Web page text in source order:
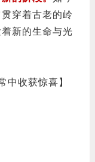
穿着古老的岭
新的生命与光
中收获惊喜】